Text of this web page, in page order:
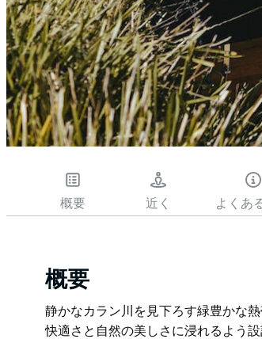
概要 近く よくあ
概要
静かなカラン川を見下ろす緑豊かな
快適さと自然の美しさに浸れるよう